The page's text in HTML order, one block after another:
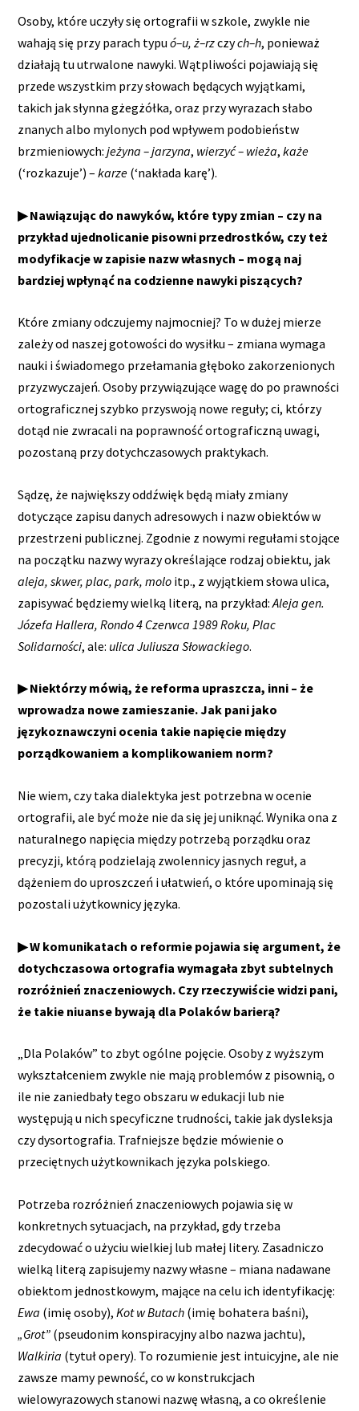
Osoby, które uczyły się ortografii w szkole, zwykle nie
wahają się przy parach typuó–u, ż–rzczych–h, ponieważ
działają tu utrwalone nawyki. Wątpliwości pojawiają się
przede wszystkim przy słowach będących wyjątkami,
takich jak słynna gżegżółka, oraz przy wyrazach słabo
znanych albo mylonych pod wpływem podobieństw
brzmieniowych:jeżyna – jarzyna, wierzyć – wieża,każe
(‘rozkazuje’) –karze (‘nakłada karę’).
▶ Nawiązując do nawyków, które typy zmian – czy na
przykład ujednolicanie pisowni przedrostków, czy też
modyfikacje w zapisie nazw własnych – mogą naj
bardziej wpłynąć na codzienne nawyki piszących?
Które zmiany odczujemy najmocniej? To w dużej mierze
zależy od naszej gotowości do wysiłku – zmiana wymaga
nauki i świadomego przełamania głęboko zakorzenionych
przyzwyczajeń. Osoby przywiązujące wagę do po prawności
ortograficznej szybko przyswoją nowe reguły; ci, którzy
dotąd nie zwracali na poprawność ortograficzną uwagi,
pozostaną przy dotychczasowych praktykach.
Sądzę, że największy oddźwięk będą miały zmiany
dotyczące zapisu danych adresowych i nazw obiektów w
przestrzeni publicznej. Zgodnie z nowymi regułami stojące
na początku nazwy wyrazy określające rodzaj obiektu, jak
aleja, skwer, plac, park, molo itp., z wyjątkiem słowa ulica,
zapisywać będziemy wielką literą, na przykład:Aleja gen.
Józefa Hallera, Rondo 4 Czerwca 1989 Roku, Plac
Solidarności, ale: ulica Juliusza Słowackiego.
▶ Niektórzy mówią, że reforma upraszcza, inni – że
wprowadza nowe zamieszanie. Jak pani jako
językoznawczyni ocenia takie napięcie między
porządkowaniem a komplikowaniem norm?
Nie wiem, czy taka dialektyka jest potrzebna w ocenie
ortografii, ale być może nie da się jej uniknąć. Wynika ona z
naturalnego napięcia między potrzebą porządku oraz
precyzji, którą podzielają zwolennicy jasnych reguł, a
dążeniem do uproszczeń i ułatwień, o które upominają się
pozostali użytkownicy języka.
▶ W komunikatach o reformie pojawia się argument, że
dotychczasowa ortografia wymagała zbyt subtelnych
rozróżnień znaczeniowych. Czy rzeczywiście widzi pani,
że takie niuanse bywają dla Polaków barierą?
„Dla Polaków” to zbyt ogólne pojęcie. Osoby z wyższym
wykształceniem zwykle nie mają problemów z pisownią, o
ile nie zaniedbały tego obszaru w edukacji lub nie
występują u nich specyficzne trudności, takie jak dysleksja
czy dysortografia. Trafniejsze będzie mówienie o
przeciętnych użytkownikach języka polskiego.
Potrzeba rozróżnień znaczeniowych pojawia się w
konkretnych sytuacjach, na przykład, gdy trzeba
zdecydować o użyciu wielkiej lub małej litery. Zasadniczo
wielką literą zapisujemy nazwy własne – miana nadawane
obiektom jednostkowym, mające na celu ich identyfikację:
Ewa (imię osoby),Kot w Butach (imię bohatera baśni),
„Grot” (pseudonim konspiracyjny albo nazwa jachtu),
Walkiria (tytuł opery). To rozumienie jest intuicyjne, ale nie
zawsze mamy pewność, co w konstrukcjach
wielowyrazowych stanowi nazwę własną, a co określenie